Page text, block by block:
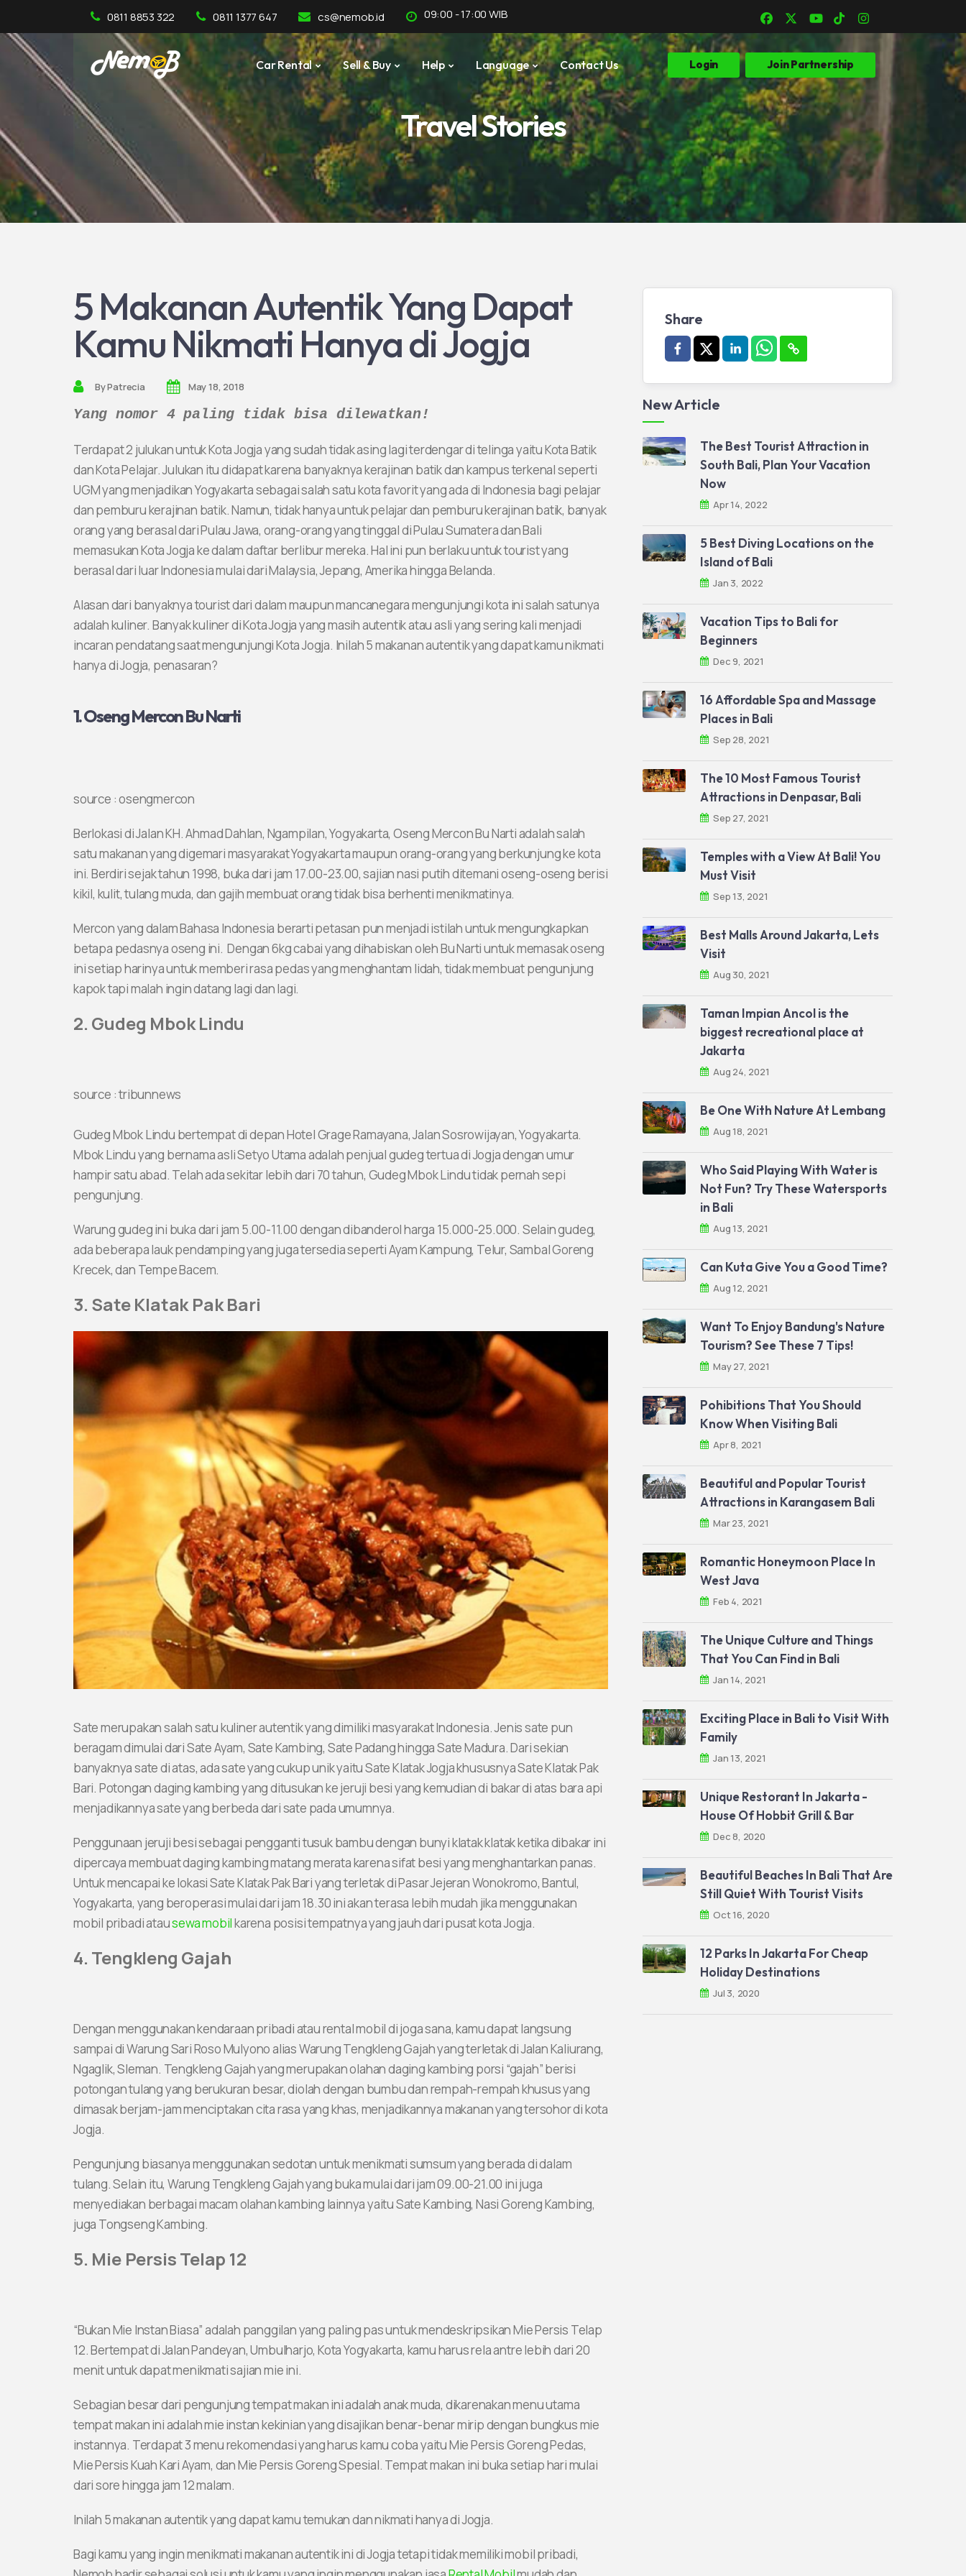
0811 8853 322 0811 1377 647 cs@nemob.id 09:00 - 17:00 WIB
Car Rental Sell & Buy Help Language Contact Us Login Join Partnership
Travel Stories
5 Makanan Autentik Yang Dapat
Kamu Nikmati Hanya di Jogja
ByPatrecia May 18, 2018
Yang nomor 4 paling tidak bisa dilewatkan!
Terdapat 2 julukan untuk Kota Jogja yang sudah tidak asing lagi terdengar di telinga yaitu Kota Batik
dan Kota Pelajar. Julukan itu didapat karena banyaknya kerajinan batik dan kampus terkenal seperti
UGM yang menjadikan Yogyakarta sebagai salah satu kota favorit yang ada di Indonesia bagi pelajar
dan pemburu kerajinan batik. Namun, tidak hanya untuk pelajar dan pemburu kerajinan batik, banyak
orang yang berasal dari Pulau Jawa, orang-orang yang tinggal di Pulau Sumatera dan Bali
memasukan Kota Jogja ke dalam daftar berlibur mereka. Hal ini pun berlaku untuk tourist yang
berasal dari luar Indonesia mulai dari Malaysia, Jepang, Amerika hingga Belanda.
Alasan dari banyaknya tourist dari dalam maupun mancanegara mengunjungi kota ini salah satunya
adalah kuliner. Banyak kuliner di Kota Jogja yang masih autentik atau asli yang sering kali menjadi
incaran pendatang saat mengunjungi Kota Jogja. Inilah 5 makanan autentik yang dapat kamu nikmati
hanya di Jogja, penasaran?
1. Oseng Mercon Bu Narti
source : osengmercon
Berlokasi di Jalan KH. Ahmad Dahlan, Ngampilan, Yogyakarta, Oseng Mercon Bu Narti adalah salah
satu makanan yang digemari masyarakat Yogyakarta maupun orang-orang yang berkunjung ke kota
ini. Berdiri sejak tahun 1998, buka dari jam 17.00-23.00, sajian nasi putih ditemani oseng-oseng berisi
kikil, kulit, tulang muda, dan gajih membuat orang tidak bisa berhenti menikmatinya.
Mercon yang dalam Bahasa Indonesia berarti petasan pun menjadi istilah untuk mengungkapkan
betapa pedasnya oseng ini. Dengan 6kg cabai yang dihabiskan oleh Bu Narti untuk memasak oseng
ini setiap harinya untuk memberi rasa pedas yang menghantam lidah, tidak membuat pengunjung
kapok tapi malah ingin datang lagi dan lagi.
2. Gudeg Mbok Lindu
source : tribunnews
Gudeg Mbok Lindu bertempat di depan Hotel Grage Ramayana, Jalan Sosrowijayan, Yogyakarta.
Mbok Lindu yang bernama asli Setyo Utama adalah penjual gudeg tertua di Jogja dengan umur
hampir satu abad. Telah ada sekitar lebih dari 70 tahun, Gudeg Mbok Lindu tidak pernah sepi
pengunjung.
Warung gudeg ini buka dari jam 5.00-11.00 dengan dibanderol harga 15.000-25.000. Selain gudeg,
ada beberapa lauk pendamping yang juga tersedia seperti Ayam Kampung, Telur, Sambal Goreng
Krecek, dan Tempe Bacem.
3. Sate Klatak Pak Bari
Sate merupakan salah satu kuliner autentik yang dimiliki masyarakat Indonesia. Jenis sate pun
beragam dimulai dari Sate Ayam, Sate Kambing, Sate Padang hingga Sate Madura. Dari sekian
banyaknya sate di atas, ada sate yang cukup unik yaitu Sate Klatak Jogja khususnya Sate Klatak Pak
Bari. Potongan daging kambing yang ditusukan ke jeruji besi yang kemudian di bakar di atas bara api
menjadikannya sate yang berbeda dari sate pada umumnya.
Penggunaan jeruji besi sebagai pengganti tusuk bambu dengan bunyi klatak klatak ketika dibakar ini
dipercaya membuat daging kambing matang merata karena sifat besi yang menghantarkan panas.
Untuk mencapai ke lokasi Sate Klatak Pak Bari yang terletak di Pasar Jejeran Wonokromo, Bantul,
Yogyakarta, yang beroperasi mulai dari jam 18.30 ini akan terasa lebih mudah jika menggunakan
mobil pribadi atausewa mobilkarena posisi tempatnya yang jauh dari pusat kota Jogja.
4. Tengkleng Gajah
Dengan menggunakan kendaraan pribadi atau rental mobil di joga sana, kamu dapat langsung
sampai di Warung Sari Roso Mulyono alias Warung Tengkleng Gajah yang terletak di Jalan Kaliurang,
Ngaglik, Sleman. Tengkleng Gajah yang merupakan olahan daging kambing porsi “gajah” berisi
potongan tulang yang berukuran besar, diolah dengan bumbu dan rempah-rempah khusus yang
dimasak berjam-jam menciptakan cita rasa yang khas, menjadikannya makanan yang tersohor di kota
Jogja.
Pengunjung biasanya menggunakan sedotan untuk menikmati sumsum yang berada di dalam
tulang. Selain itu, Warung Tengkleng Gajah yang buka mulai dari jam 09.00-21.00 ini juga
menyediakan berbagai macam olahan kambing lainnya yaitu Sate Kambing, Nasi Goreng Kambing,
juga Tongseng Kambing.
5. Mie Persis Telap 12
“Bukan Mie Instan Biasa” adalah panggilan yang paling pas untuk mendeskripsikan Mie Persis Telap
12. Bertempat di Jalan Pandeyan, Umbulharjo, Kota Yogyakarta, kamu harus rela antre lebih dari 20
menit untuk dapat menikmati sajian mie ini.
Sebagian besar dari pengunjung tempat makan ini adalah anak muda, dikarenakan menu utama
tempat makan ini adalah mie instan kekinian yang disajikan benar-benar mirip dengan bungkus mie
instannya. Terdapat 3 menu rekomendasi yang harus kamu coba yaitu Mie Persis Goreng Pedas,
Mie Persis Kuah Kari Ayam, dan Mie Persis Goreng Spesial. Tempat makan ini buka setiap hari mulai
dari sore hingga jam 12 malam.
Inilah 5 makanan autentik yang dapat kamu temukan dan nikmati hanya di Jogja.
Bagi kamu yang ingin menikmati makanan autentik ini di Jogja tetapi tidak memiliki mobil pribadi,
Share
New Article
The Best Tourist Attraction in
South Bali, Plan Your Vacation
Now
Apr 14, 2022
5 Best Diving Locations on the
Island of Bali
Jan 3, 2022
Vacation Tips to Bali for
Beginners
Dec 9, 2021
16 Affordable Spa and Massage
Places in Bali
Sep 28, 2021
The 10 Most Famous Tourist
Attractions in Denpasar, Bali
Sep 27, 2021
Temples with a View At Bali! You
Must Visit
Sep 13, 2021
Best Malls Around Jakarta, Lets
Visit
Aug 30, 2021
Taman Impian Ancol is the
biggest recreational place at
Jakarta
Aug 24, 2021
Be One With Nature At Lembang
Aug 18, 2021
Who Said Playing With Water is
Not Fun? Try These Watersports
in Bali
Aug 13, 2021
Can Kuta Give You a Good Time?
Aug 12, 2021
Want To Enjoy Bandung's Nature
Tourism? See These 7 Tips!
May 27, 2021
Pohibitions That You Should
Know When Visiting Bali
Apr 8, 2021
Beautiful and Popular Tourist
Attractions in Karangasem Bali
Mar 23, 2021
Romantic Honeymoon Place In
West Java
Feb 4, 2021
The Unique Culture and Things
That You Can Find in Bali
Jan 14, 2021
Exciting Place in Bali to Visit With
Family
Jan 13, 2021
Unique Restorant In Jakarta -
House Of Hobbit Grill & Bar
Dec 8, 2020
Beautiful Beaches In Bali That Are
Still Quiet With Tourist Visits
Oct 16, 2020
12 Parks In Jakarta For Cheap
Holiday Destinations
Jul 3, 2020